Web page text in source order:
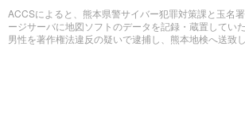
ACCSによると、熊本県警サイバー犯罪対策課と玉名
ージサーバに地図ソフトのデータを記録・蔵置してい
男性を著作権法違反の疑いで逮捕し、熊本地検へ送致し